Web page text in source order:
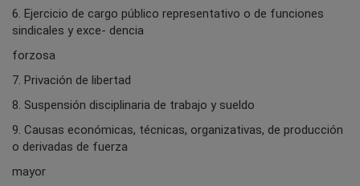
6. Ejercicio de cargo público representativo o de funciones
sindicales y exce- dencia
forzosa
7. Privación de libertad
8. Suspensión disciplinaria de trabajo y sueldo
9. Causas económicas, técnicas, organizativas, de producción
o derivadas de fuerza
mayor